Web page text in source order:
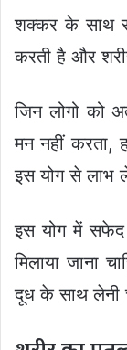
शक्कर के साथ
करती है और
जिन लोगो को
मन नहीं
इस योग से लाभ
इस योग में
मिलाया जाना
दूध के साथ लेनी